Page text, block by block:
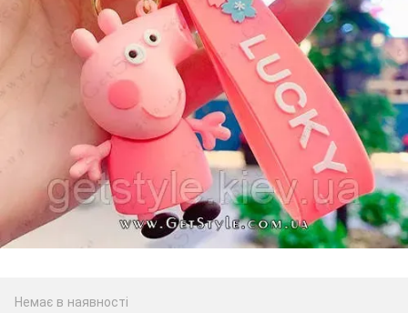
Немає в наявності